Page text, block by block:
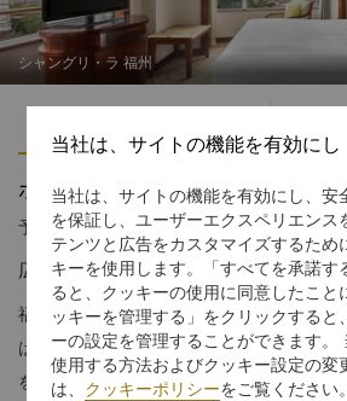
シャングリ・ラ 福州
ホライゾンクラブプレミアルーム
予約受付窓口の電話番号 1 866 565 5050
広々としたスペース と美しい都市の
福州で有名な5つ星国際ホテルの1つであ
は、プレミアルームの広々とした快適な空
をお楽しみいただけます。
当社は、サイトの機能を有効にし
当社は、サイトの機能を有効にし、安
を保証し、ユーザーエクスペリエンス
テンツと広告をカスタマイズするため
キーを使用します。「すべてを承諾す
ると、クッキーの使用に同意したこと
ッキーを管理する」をクリックすると
ーの設定を管理することができます。
使用する方法およびクッキー設定の変
は、 クッキーポリシーをご覧ください。